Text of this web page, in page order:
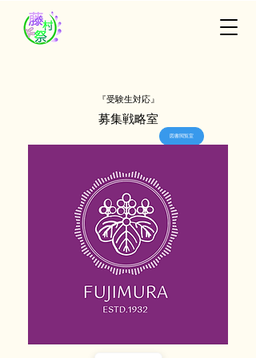
『受験生対応』
募集戦略室
図書閲覧室